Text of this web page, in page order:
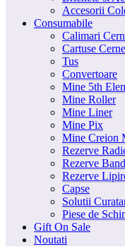
Accesorii
Consumabile
Calimari
Cartuse
Tus
Convertoare
Mine 5th
Mine Roller
Mine Liner
Mine Pix
Mine Creion
Rezerve
Rezerve
Rezerve
Capse
Solutii
Piese de
Gift On Sale
Noutati